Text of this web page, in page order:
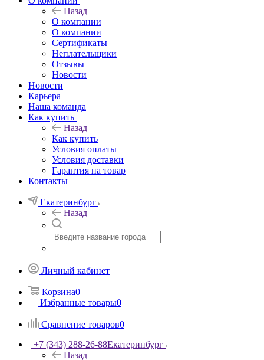
Назад
О компании
О компании
Сертификаты
Неплательщики
Отзывы
Новости
Новости
Карьера
Наша команда
Как купить
Назад
Как купить
Условия оплаты
Условия доставки
Гарантия на товар
Контакты
Екатеринбург
Назад
Личный кабинет
Корзина0
Избранные товары0
Сравнение товаров0
+7 (343) 288-26-88Екатеринбург
Назад